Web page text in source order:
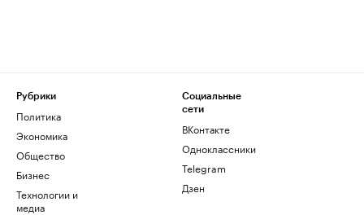
Рубрики
Политика
Экономика
Общество
Бизнес
Технологии и
медиа
Социальные
сети
ВКонтакте
Одноклассники
Telegram
Дзен